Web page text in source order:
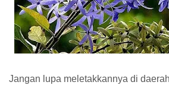
Jangan lupa meletakkannya di